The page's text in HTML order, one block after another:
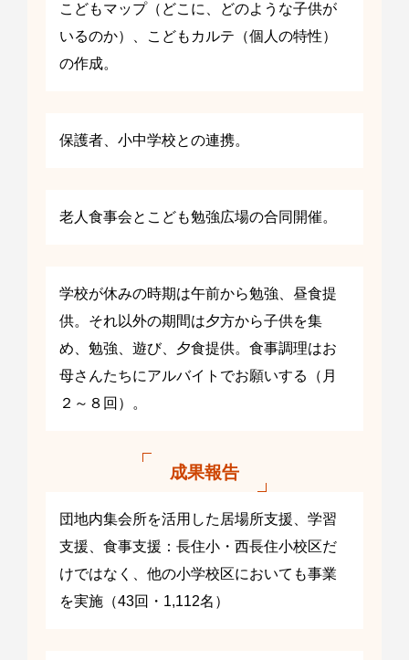
こどもマップ（どこに、どのような子供が
いるのか）、こどもカルテ（個人の特性）
の作成。
保護者、小中学校との連携。
老人食事会とこども勉強広場の合同開催。
学校が休みの時期は午前から勉強、昼食提
供。それ以外の期間は夕方から子供を集
め、勉強、遊び、夕食提供。食事調理はお
母さんたちにアルバイトでお願いする（月
２～８回）。
成果報告
団地内集会所を活用した居場所支援、学習
支援、食事支援：長住小・西長住小校区だ
けではなく、他の小学校区においても事業
を実施（43回・1,112名）